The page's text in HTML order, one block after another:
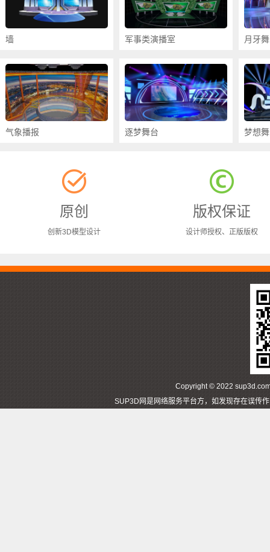
墙 军事类演播室 月牙
气象播报 逐梦舞台 梦想
原创
创新3D模型设计
版权保证
设计师授权、正版版权
Copyright © 2022
SUP3D网是网络服务平台方，如发现存在误传